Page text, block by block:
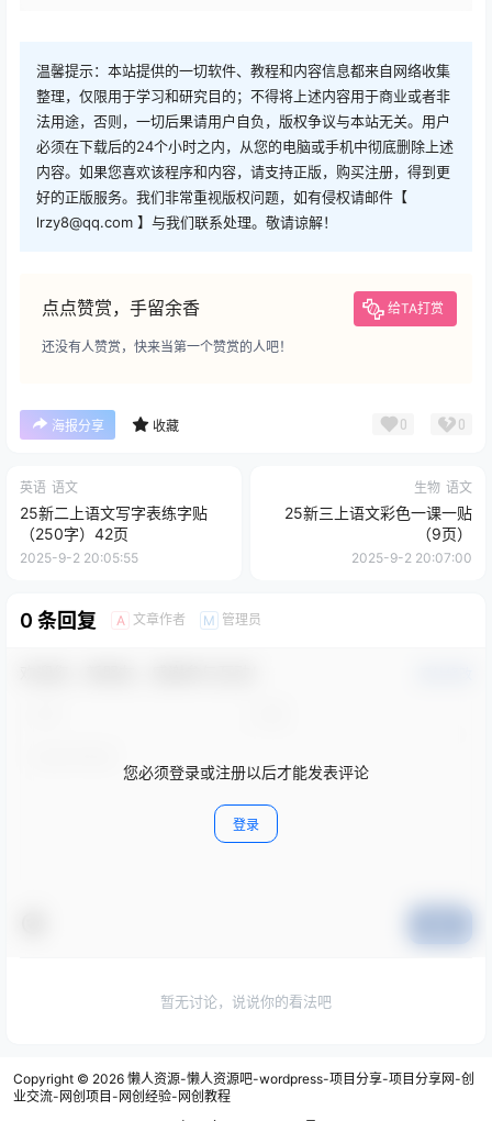
温馨提示：本站提供的一切软件、教程和内容信息都来自网络收集
整理，仅限用于学习和研究目的；不得将上述内容用于商业或者非
法用途，否则，一切后果请用户自负，版权争议与本站无关。用户
必须在下载后的24个小时之内，从您的电脑或手机中彻底删除上述
内容。如果您喜欢该程序和内容，请支持正版，购买注册，得到更
好的正版服务。我们非常重视版权问题，如有侵权请邮件【
lrzy8@qq.com 】与我们联系处理。敬请谅解！
点点赞赏，手留余香 给TA打赏
还没有人赞赏，快来当第一个赞赏的人吧！
海报分享 收藏 0 0
英语 语文
25新二上语文写字表练字贴
（250字）42页
2025-9-2 20:05:55
生物 语文
25新三上语文彩色一课一贴
（9页）
2025-9-2 20:07:00
0 条回复 A 文章作者 M 管理员
您必须登录或注册以后才能发表评论
登录
暂无讨论，说说你的看法吧
Copyright © 2026 懒人资源-懒人资源吧-wordpress-项目分享-项目分享网-创
业交流-网创项目-网创经验-网创教程